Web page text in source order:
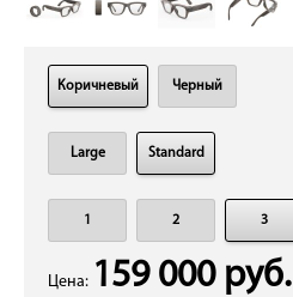
Коричневый Черный
Large Standard
1 2 3
Цена: 159 000 руб.